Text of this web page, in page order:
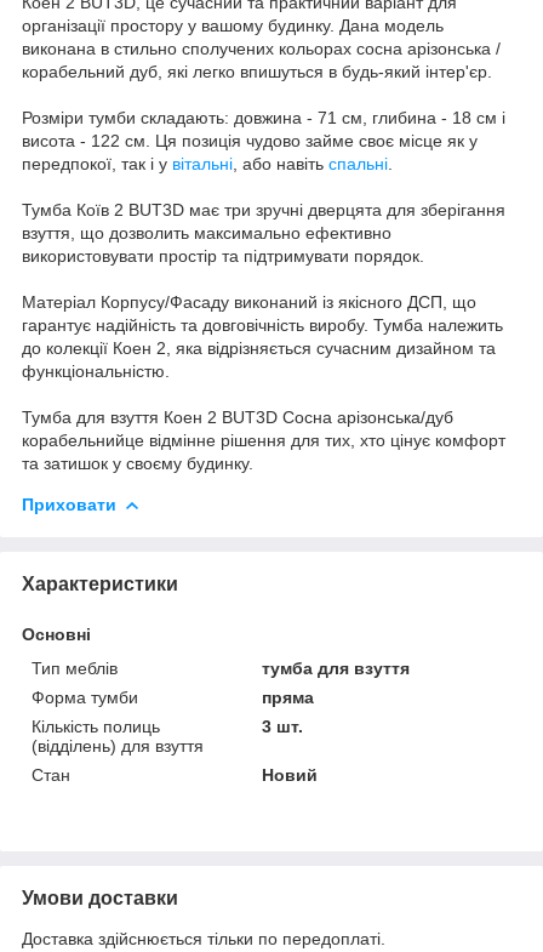
організації простору у вашому будинку. Дана модель
виконана в стильно сполучених кольорах сосна арізонська /
корабельний дуб, які легко впишуться в будь-який інтер'єр.
Розміри тумби складають: довжина - 71 см, глибина - 18 см і
висота - 122 см. Ця позиція чудово займе своє місце як у
передпокої, так і у вітальні , або навіть спальні
Тумба Коїв 2 BUT3D має три зручні дверцята для зберігання
взуття, що дозволить максимально ефективно
використовувати простір та підтримувати порядок.
Матеріал Корпусу/Фасаду виконаний із якісного ДСП, що
гарантує надійність та довговічність виробу. Тумба належить
до колекції Коен 2, яка відрізняється сучасним дизайном та
функціональністю.
Тумба для взуття Коен 2 BUT3D Сосна арізонська/дуб
корабельнийце відмінне рішення для тих, хто цінує комфорт
та затишок у своєму будинку.
Приховати
Характеристики
Основні
Тип меблів
тумба для взуття
Форма тумби
пряма
Кількість полиць
(відділень) для взуття
3 шт.
Стан Новий
Умови доставки
Доставка здійснюється тільки по передоплаті.